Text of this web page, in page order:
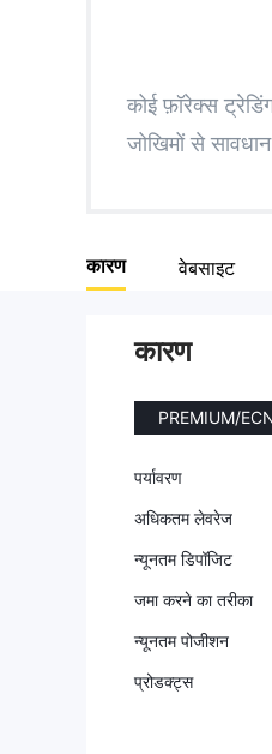
5
6
7
9
कोई फ़ॉरेक्स
जोखिमों से
कारण वेबसाइट
कारण
PREMIUM/
पर्यावरण
अधिकतम लेवरेज
न्यूनतम डिपॉजिट
जमा करने का तरीका
न्यूनतम पोजीशन
प्रोडक्ट्स